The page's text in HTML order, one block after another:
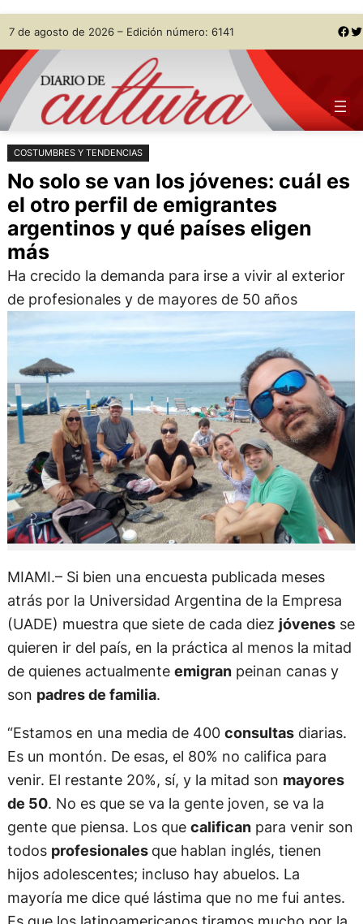
Saltar
al
contenido
Skip
to
content
7 de agosto de 2026 – Edición número: 6141 Facebook Twitter
COSTUMBRES Y TENDENCIAS
No solo se van los jóvenes: cuál es
el otro perfil de emigrantes
argentinos y qué países eligen
más
Ha crecido la demanda para irse a vivir al exterior
de profesionales y de mayores de 50 años
MIAMI.– Si bien una encuesta publicada meses
atrás por la Universidad Argentina de la Empresa
(UADE) muestra que siete de cada diez jóvenesse
quieren ir del país, en la práctica al menos la mitad
de quienes actualmente emigranpeinan canas y
son padres de familia.
“Estamos en una media de 400 consultasdiarias.
Es un montón. De esas, el 80% no califica para
venir. El restante 20%, sí, y la mitad son mayores
de 50. No es que se va la gente joven, se va la
gente que piensa. Los que calificanpara venir son
todos profesionales que hablan inglés, tienen
hijos adolescentes; incluso hay abuelos. La
mayoría me dice qué lástima que no me fui antes.